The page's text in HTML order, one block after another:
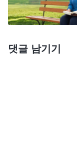
자연스러운 표
관대하고, 남에
… 만약 사람에
댓글 남기기